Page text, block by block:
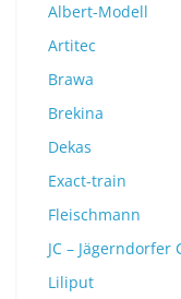
Albert-Modell
Artitec
Brawa
Brekina
Dekas
Exact-train
Fleischmann
JC – Jägerndorfer
Liliput